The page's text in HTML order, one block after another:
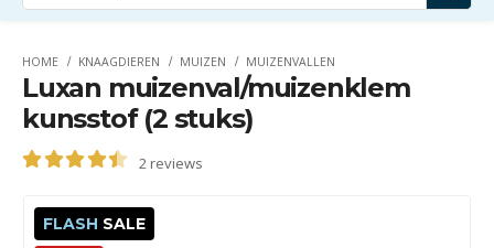
HOME KNAAGDIEREN MUIZEN MUIZENVALLEN
Luxan muizenval/muizenklem
kunsstof (2 stuks)
2 reviews
FLASH SALE